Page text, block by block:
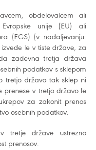
obdelovalcem ali
unije (EU) ali
(EGS) (v nadaljevanju:
le v tiste države, za
zadevna tretja država
podatkov s sklepom
tretjo državo tak sklep ni
prenese v tretjo državo le
za zakonit prenos
osebnih podatkov.
tretje države ustrezno
prenosov.